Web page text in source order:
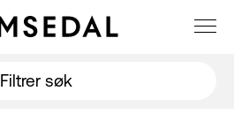
Filtrer søk